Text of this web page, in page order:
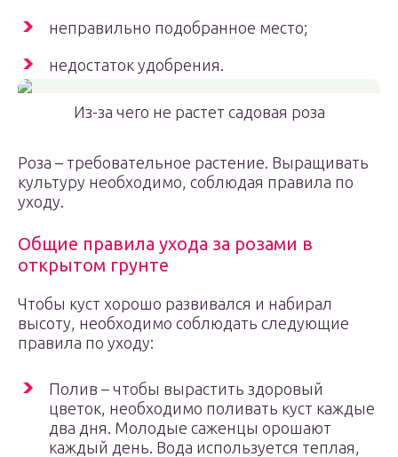
неправильно подобранное место;
недостаток удобрения.
Из-за чего не растет садовая роза
Роза – требовательное растение. Выращивать
культуру необходимо, соблюдая правила по
уходу.
Общие правила ухода за розами в
открытом грунте
Чтобы куст хорошо развивался и набирал
высоту, необходимо соблюдать следующие
правила по уходу:
Полив – чтобы вырастить здоровый
цветок, необходимо поливать куст каждые
два дня. Молодые саженцы орошают
каждый день. Вода используется теплая,